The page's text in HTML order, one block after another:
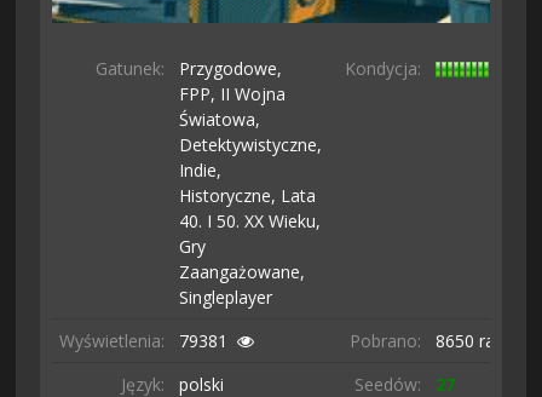
Gatunek:
Przygodowe,
FPP, II Wojna
Światowa,
Detektywistyczne,
Indie,
Historyczne, Lata
40. I 50. XX Wieku,
Gry
Zaangażowane,
Singleplayer
Kondycja:
Wyświetlenia: 79381 Pobrano:
8650 razy
Język:
polski Seedów:
27